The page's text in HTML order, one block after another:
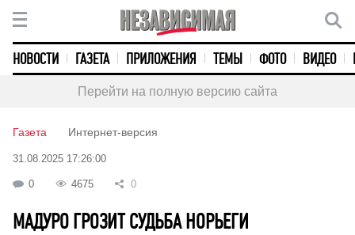
НОВОСТИ ГАЗЕТА ПРИЛОЖЕНИЯ ТЕМЫ ФОТО ВИДЕО
Перейти на полную версию сайта
Газета Интернет-версия
31.08.2025 17:26:00
0 4675 0
МАДУРО ГРОЗИТ СУДЬБА НОРЬЕГИ